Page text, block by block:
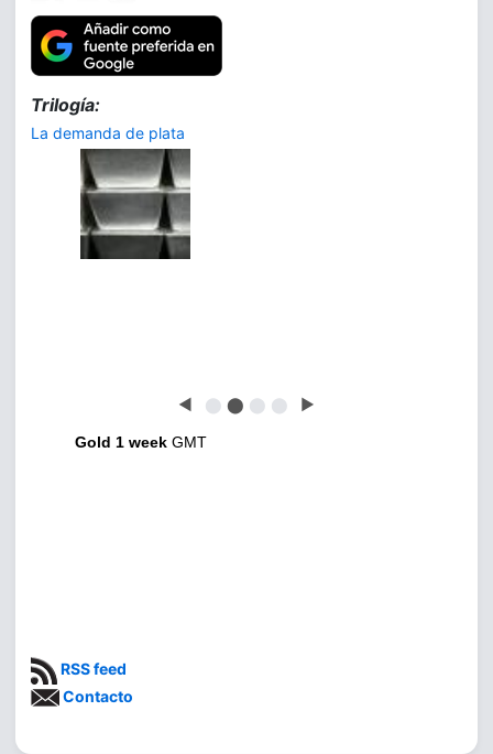
Trilogía:
La demanda de plata
◀ ⬤ ⬤ ⬤ ⬤ ▶
Gold 1 week GMT
RSS feed
Contacto